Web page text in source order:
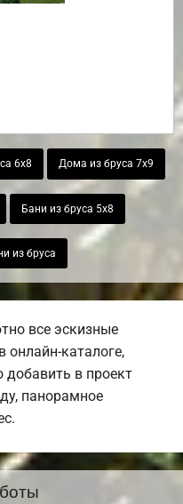
6х8 Дома из бруса 7х9
Бани из бруса 5х8
из бруса
все эскизные
онлайн-каталоге,
в проект
панорамное